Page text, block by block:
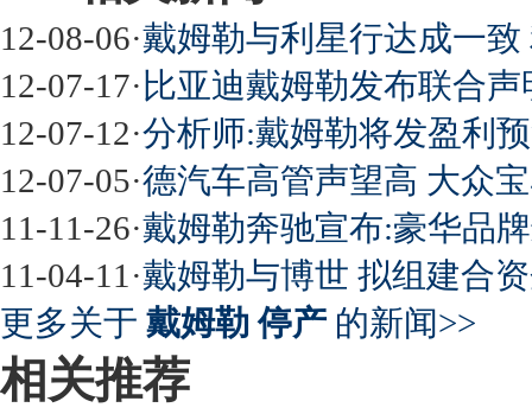
屌丝必看世界末日逃亡车
最强山寨 又奥迪又奔驰
12-08-06·戴姆勒与利星行达成一致
12-07-17· 比亚迪戴姆勒发布联合
12-07-12·分析师:戴姆勒将发盈利
12-07-05·德汽车高管声望高 大众
11-11-26·戴姆勒奔驰宣布:豪华品
11-04-11 ·戴姆勒与博世 拟组建合
更多关于 戴姆勒 停产 的新闻>>
相关推荐